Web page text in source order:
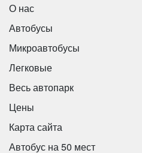
О нас
Автобусы
Микроавтобусы
Легковые
Весь автопарк
Цены
Карта сайта
Автобус на 50 мест